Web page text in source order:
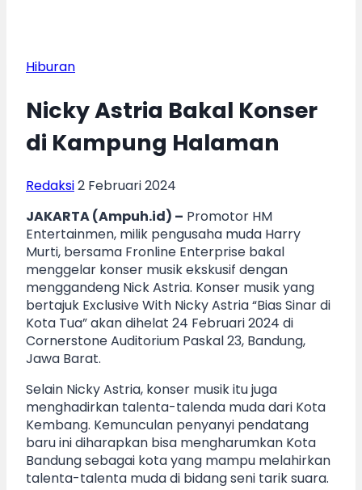
Hiburan
Nicky Astria Bakal Konser
di Kampung Halaman
Redaksi2 Februari 2024
JAKARTA (Ampuh.id) – Promotor HM
Entertainmen, milik pengusaha muda Harry
Murti, bersama Fronline Enterprise bakal
menggelar konser musik ekskusif dengan
menggandeng Nick Astria. Konser musik yang
bertajuk Exclusive With Nicky Astria “Bias Sinar di
Kota Tua” akan dihelat 24 Februari 2024 di
Cornerstone Auditorium Paskal 23, Bandung,
Jawa Barat.
Selain Nicky Astria, konser musik itu juga
menghadirkan talenta-talenda muda dari Kota
Kembang. Kemunculan penyanyi pendatang
baru ini diharapkan bisa mengharumkan Kota
Bandung sebagai kota yang mampu melahirkan
talenta-talenta muda di bidang seni tarik suara.